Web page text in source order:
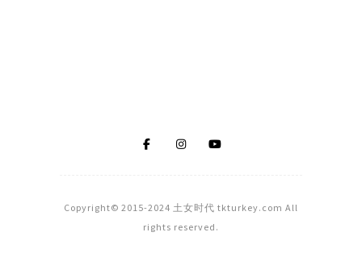
Copyright© 2015-2024 土女时代 tkturkey.com All
rights reserved.